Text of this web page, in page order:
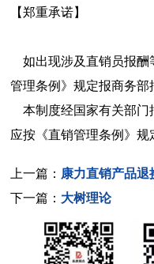
【郑重承诺】
如出现涉及直销员报酬
管理条例》规定报商务部
本制度经国家有关部门
应按《直销管理条例》规
上一篇： 康力直销产品退
下一篇： 大树理论